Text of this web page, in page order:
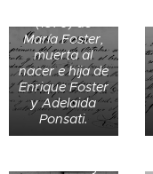
(1879) de
María Foster,
muerta al
nacer e hija de
Enrique Foster
y Adelaida
Ponsati.
Enrique
Foster, de 13
años,
acompañado